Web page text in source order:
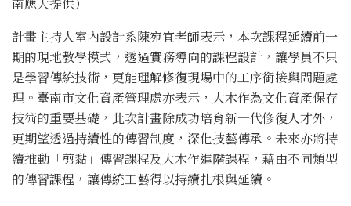
計畫主持人室內設計系陳宛宜老師表示， 本次課程延續前一
期的現地教學模式，透過實務導向的課程設計， 讓學員不只
是學習傳統技術， 更能理解修復現場中的工序銜接與問題處
理。 臺南市文化資產管理處亦表示， 大木作為文化資產保存
技術的重要基礎， 此次計畫除成功培育新一代修復人才外，
更期望透過持續性的傳習制度，深化技藝傳承。未來亦將持
續推動「剪黏」傳習課程及大木作進階課程，藉由不同類型
的傳習課程， 讓傳統工藝得以持續扎根與延續。